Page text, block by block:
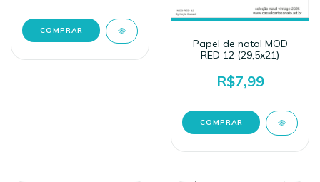
Papel de natal MOD
RED 12 (29,5x21)
R$7,99